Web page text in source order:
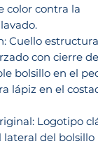
color contra la
Cuello
con cierre
bolsillo en el
lápiz en el
Logotipo
lateral del bolsillo